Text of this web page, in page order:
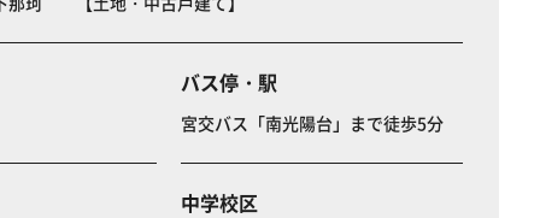
バス停・駅
宮交バス「南光陽台」まで徒歩5分
中学校区